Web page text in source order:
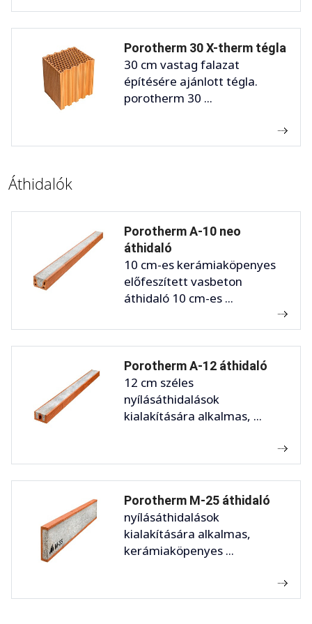
Porotherm 30 X-therm tégla
30 cm vastag falazat
építésére ajánlott tégla.
porotherm 30 ...
Áthidalók
Porotherm A-10 neo
áthidaló
10 cm-es kerámiaköpenyes
előfeszített vasbeton
áthidaló 10 cm-es ...
Porotherm A-12 áthidaló
12 cm széles
nyílásáthidalások
kialakítására alkalmas, ...
Porotherm M-25 áthidaló
nyílásáthidalások
kialakítására alkalmas,
kerámiaköpenyes ...